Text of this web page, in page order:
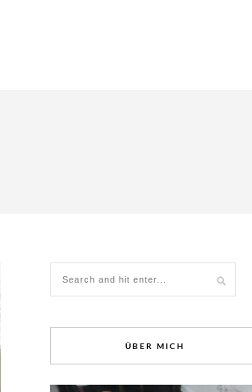
ÜBER MICH